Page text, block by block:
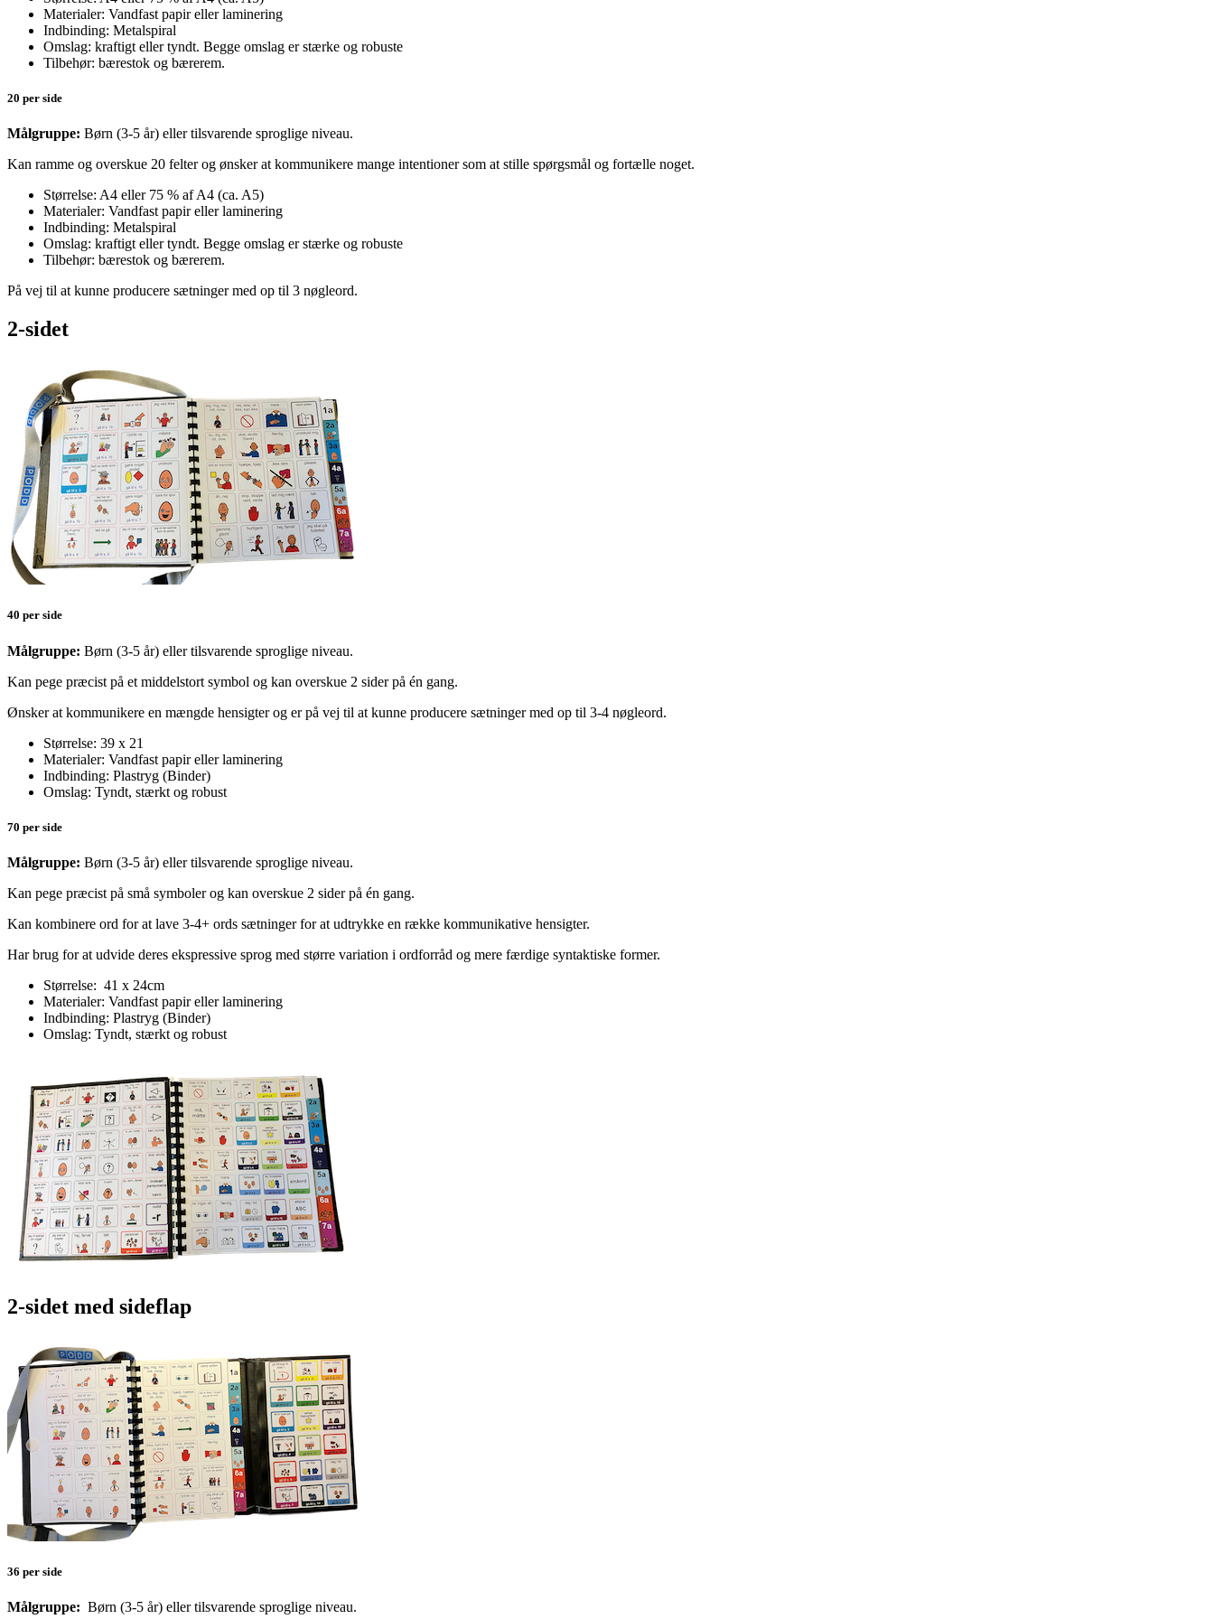
Materialer: Vandfast papir eller laminering
Indbinding: Metalspiral
Omslag: kraftigt eller tyndt. Begge omslag er stærke og robuste
Tilbehør: bærestok og bærerem.
20 per side
Målgruppe: Børn (3-5 år) eller tilsvarende sproglige niveau.
Kan ramme og overskue 20 felter og ønsker at kommunikere mange intentioner som at stille spørgsmål og fortælle noget.
Størrelse: A4 eller 75 % af A4 (ca. A5)
Materialer: Vandfast papir eller laminering
Indbinding: Metalspiral
Omslag: kraftigt eller tyndt. Begge omslag er stærke og robuste
Tilbehør: bærestok og bærerem.
På vej til at kunne producere sætninger med op til 3 nøgleord.
2-sidet
40 per side
Målgruppe: Børn (3-5 år) eller tilsvarende sproglige niveau.
Kan pege præcist på et middelstort symbol og kan overskue 2 sider på én gang.
Ønsker at kommunikere en mængde hensigter og er på vej til at kunne producere sætninger med op til 3-4 nøgleord.
Størrelse: 39 x 21
Materialer: Vandfast papir eller laminering
Indbinding: Plastryg (Binder)
Omslag: Tyndt, stærkt og robust
70 per side
Målgruppe: Børn (3-5 år) eller tilsvarende sproglige niveau.
Kan pege præcist på små symboler og kan overskue 2 sider på én gang.
Kan kombinere ord for at lave 3-4+ ords sætninger for at udtrykke en række kommunikative hensigter.
Har brug for at udvide deres ekspressive sprog med større variation i ordforråd og mere færdige syntaktiske former.
Størrelse: 41 x 24cm
Materialer: Vandfast papir eller laminering
Indbinding: Plastryg (Binder)
Omslag: Tyndt, stærkt og robust
2-sidet med sideflap
36 per side
Målgruppe: Børn (3-5 år) eller tilsvarende sproglige niveau.